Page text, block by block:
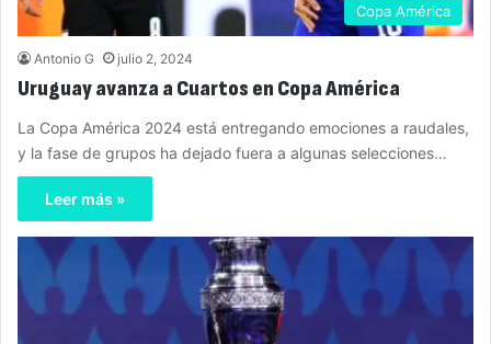
Copa América
Antonio G julio 2, 2024
Uruguay avanza a Cuartos en Copa América
La Copa América 2024 está entregando emociones a raudales,
y la fase de grupos ha dejado fuera a algunas selecciones…
Leer más »